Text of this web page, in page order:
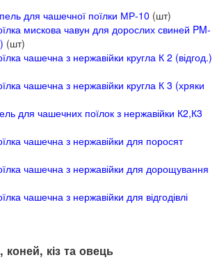
для чашечної поїлки МР-10 (шт)
мискова чавун для дорослих свиней PM-
(шт)
чашечна з нержавійки кругла К 2 (відгод.)
чашечна з нержавійки кругла К 3 (хряки
для чашечних поїлок з нержавійки К2,К3
чашечна з нержавійки для поросят
чашечна з нержавійки для дорощування
чашечна з нержавійки для відгодівлі
коней, кіз та овець